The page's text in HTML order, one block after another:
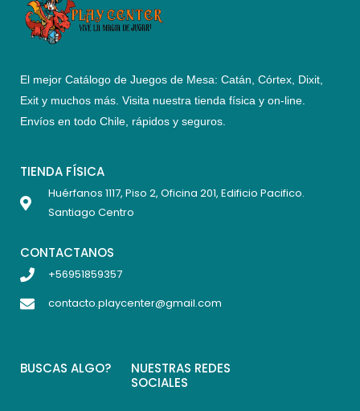
El mejor Catálogo de Juegos de Mesa: Catán, Córtex, Dixit,
Exit y muchos más. Visita nuestra tienda física y on-line.
Envíos en todo Chile, rápidos y seguros
TIENDA FÍSICA
Huérfanos 1117, Piso 2, Oficina 201, Edificio Pacifico.
Santiago Centro
CONTACTANOS
+56951859357
contacto.playcenter@gmail.com
BUSCAS ALGO?
NUESTRAS REDES
SOCIALES